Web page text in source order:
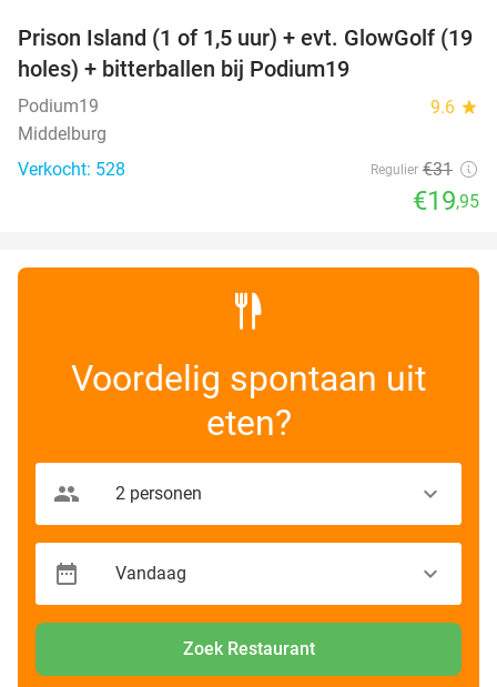
36%
Prison Island (1 of 1,5 uur) + evt. GlowGolf (19
holes) + bitterballen bij Podium19
Podium19 9.6 star
Middelburg
Verkocht: 528
Regulier €31
€19,95
Voordelig spontaan uit
eten?
Zoek Restaurant